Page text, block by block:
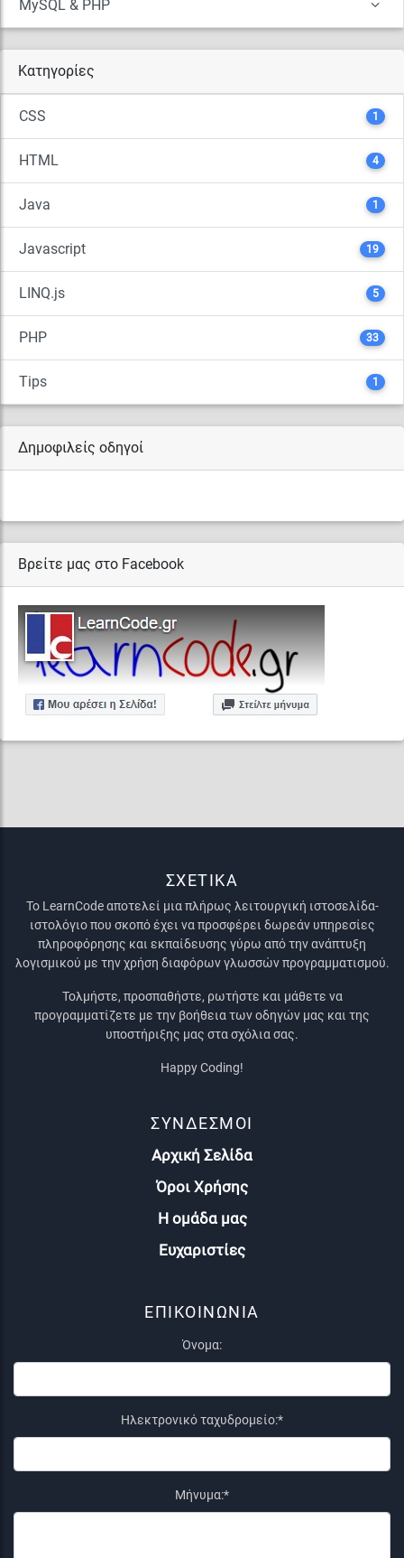
MySQL & PHP
Κατηγορίες
CSS 1
HTML 4
Java 1
Javascript 19
LINQ.js 5
PHP 33
Tips 1
Δημοφιλείς οδηγοί
Βρείτε μας στο Facebook
ΣΧΕΤΙΚΑ
Το LearnCode αποτελεί μια πλήρως λειτουργική ιστοσελίδα-
ιστολόγιο που σκοπό έχει να προσφέρει δωρεάν υπηρεσίες
πληροφόρησης και εκπαίδευσης γύρω από την ανάπτυξη
λογισμικού με την χρήση διαφόρων γλωσσών προγραμματισμού.
Τολμήστε, προσπαθήστε, ρωτήστε και μάθετε να
προγραμματίζετε με την βοήθεια των οδηγών μας και της
υποστήριξης μας στα σχόλια σας.
Happy Coding!
ΣΥΝΔΕΣΜΟΙ
Αρχική Σελίδα
Όροι Χρήσης
Η ομάδα μας
Ευχαριστίες
ΕΠΙΚΟΙΝΩΝΙΑ
Όνομα:
Ηλεκτρονικό ταχυδρομείο:*
Μήνυμα:*